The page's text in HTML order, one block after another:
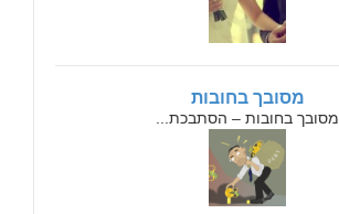
מסובך בחובות
מסובך בחובות – הסתבכת...